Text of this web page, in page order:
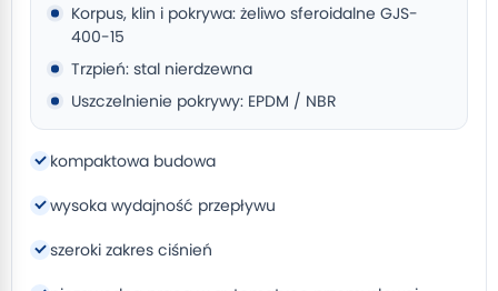
Korpus, klin i pokrywa: żeliwo sferoidalne GJS-
400-15
Trzpień: stal nierdzewna
Uszczelnienie pokrywy: EPDM / NBR
kompaktowa budowa
wysoka wydajność przepływu
szeroki zakres ciśnień